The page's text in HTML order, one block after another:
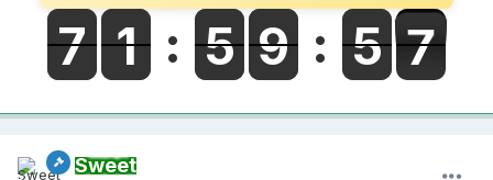
Sweet